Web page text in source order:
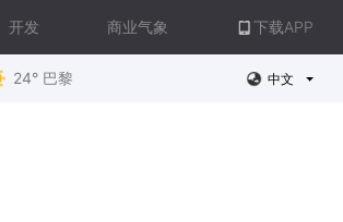
开发 商业气象 下载APP
24° 巴黎 中文